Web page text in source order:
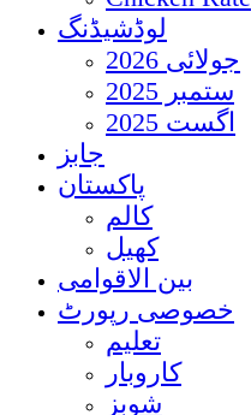
لوڈشیڈنگ
جولائی 2026
ستمبر 2025
اگست 2025
جابز
پاکستان
کالم
کھیل
بین الاقوامی
خصوصی رپورٹ
تعلیم
کاروبار
شوبز